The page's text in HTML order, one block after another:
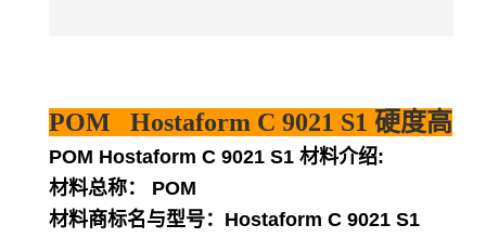
POM Hostaform C 9021 S1 硬度高
POM Hostaform C 9021 S1 材料介绍:
材料总称： POM
材料商标名与型号：Hostaform C 9021 S1